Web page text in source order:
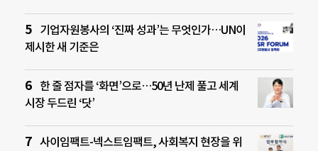
기업자원봉사의 ‘진짜 성과’는 무엇인가…UN이
제시한 새 기준은
한 줄 점자를 ‘화면’으로…50년 난제 풀고 세계
시장 두드린 ‘닷’
사이임팩트-넥스트임팩트, 사회복지 현장을 위